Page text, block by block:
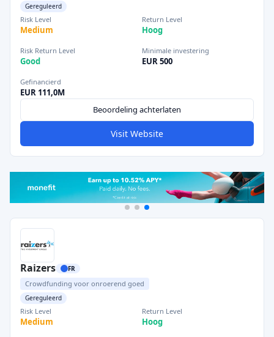
Gereguleerd
Risk Level
Medium
Return Level
Hoog
Risk Return Level
Good
Minimale investering
EUR 500
Gefinancierd
EUR 111,0M
Beoordeling achterlaten
Visit Website
Raizers FR
Crowdfunding voor onroerend goed
Gereguleerd
Risk Level
Medium
Return Level
Hoog